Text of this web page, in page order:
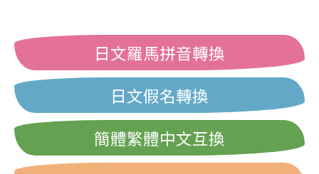
日文羅馬拼音轉換
日文假名轉換
簡體繁體中文互換